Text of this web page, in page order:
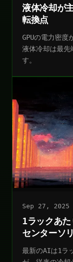
液体冷却が
転換点
GPUの電力密度
液体冷却は最先
す。
Sep 27, 2025
1ラックあ
センターソ
最新のAIは1ラ